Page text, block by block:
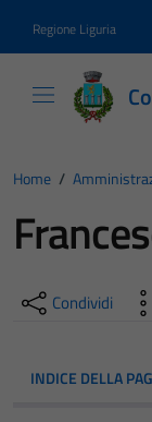
Regione Liguria
Home /
Condividi
INDICE DELLA